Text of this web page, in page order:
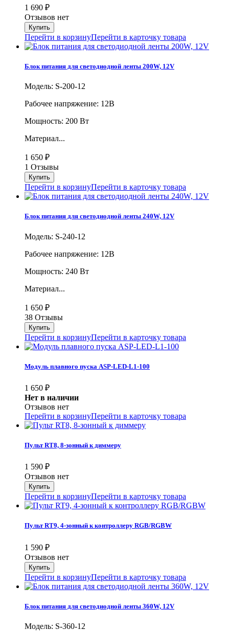
1 690 ₽
Отзывов нет
Перейти в корзинуПерейти в карточку товара
Блок питания для светодиодной ленты 200W, 12V
Модель: S-200-12
Рабочее напряжение: 12В
Мощность: 200 Вт
Материал...
1 650 ₽
1 Отзывы
Перейти в корзинуПерейти в карточку товара
Блок питания для светодиодной ленты 240W, 12V
Модель: S-240-12
Рабочее напряжение: 12В
Мощность: 240 Вт
Материал...
1 650 ₽
38 Отзывы
Перейти в корзинуПерейти в карточку товара
Модуль плавного пуска ASP-LED-L1-100
1 650 ₽
Нет в наличии
Отзывов нет
Перейти в корзинуПерейти в карточку товара
Пульт RT8, 8-зонный к диммеру
1 590 ₽
Отзывов нет
Перейти в корзинуПерейти в карточку товара
Пульт RT9, 4-зонный к контроллеру RGB/RGBW
1 590 ₽
Отзывов нет
Перейти в корзинуПерейти в карточку товара
Блок питания для светодиодной ленты 360W, 12V
Модель: S-360-12